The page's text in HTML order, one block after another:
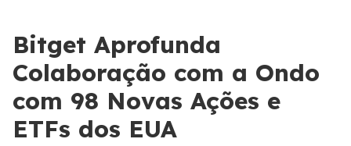
Bitget Aprofunda
Colaboração com a Ondo
com 98 Novas Ações e
ETFs dos EUA